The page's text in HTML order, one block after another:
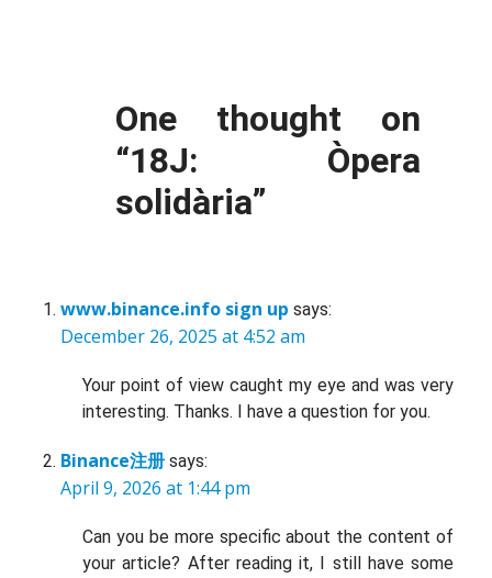
One thought on
“18J: Òpera
solidària”
www.binance.info sign up says:
December 26, 2025 at 4:52 am
Your point of view caught my eye and was very
interesting. Thanks. I have a question for you.
Binance注册 says:
April 9, 2026 at 1:44 pm
Can you be more specific about the content of
your article? After reading it, I still have some